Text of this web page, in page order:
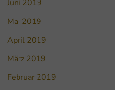
Juni 2019
Mai 2019
April 2019
März 2019
Februar 2019